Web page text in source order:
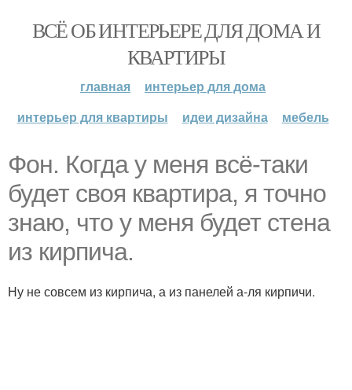
ВСЁ ОБ ИНТЕРЬЕРЕ ДЛЯ ДОМА И
КВАРТИРЫ
главная
интерьер для дома
интерьер для квартиры
идеи дизайна мебель
Фон. Когда у меня всё-таки
будет своя квартира, я точно
знаю, что у меня будет стена
из кирпича.
Ну не совсем из кирпича, а из панелей а-ля кирпичи.